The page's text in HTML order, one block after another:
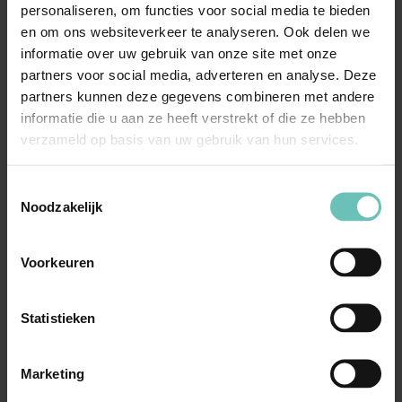
personaliseren, om functies voor social media te bieden
en om ons websiteverkeer te analyseren. Ook delen we
informatie over uw gebruik van onze site met onze
partners voor social media, adverteren en analyse. Deze
partners kunnen deze gegevens combineren met andere
informatie die u aan ze heeft verstrekt of die ze hebben
verzameld op basis van uw gebruik van hun services.
Noodzakelijk
Voorkeuren
Statistieken
Marketing
Het is raadzaam u goed voor te bereiden op het
aanleveren van de wettelijk verplichte informatie over
uw (toe)leveranciers. Mocht u twijfelen over welke
informatie u verslag dient uit te brengen en hoe u dit het
beste kunt aanpakken, is het raadzaam advies in te
winnen.